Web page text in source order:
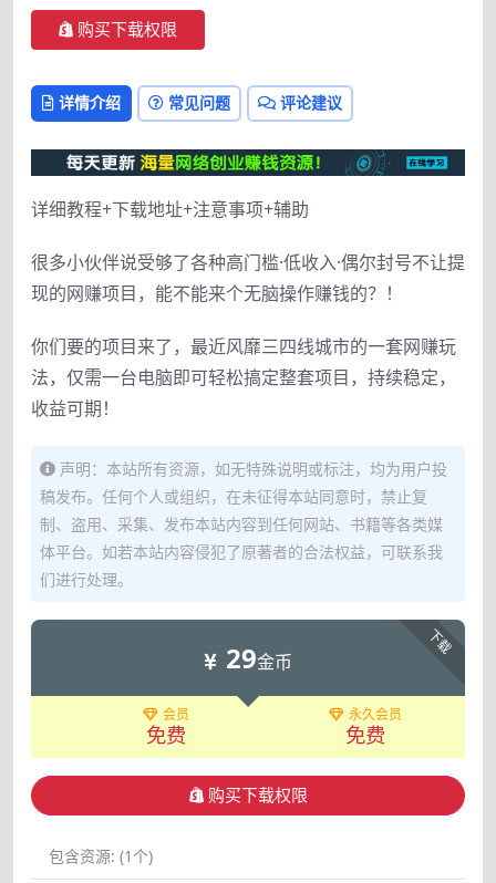
购买下载权限
详情介绍 常见问题 评论建议
详细教程+下载地址+注意事项+辅助
很多小伙伴说受够了各种高门槛·低收入·偶尔封号不让提
现的网赚项目，能不能来个无脑操作赚钱的？！
你们要的项目来了，最近风靡三四线城市的一套网赚玩
法，仅需一台电脑即可轻松搞定整套项目，持续稳定，
收益可期！
声明：本站所有资源，如无特殊说明或标注，均为用户投
稿发布。任何个人或组织，在未征得本站同意时，禁止复
制、盗用、采集、发布本站内容到任何网站、书籍等各类媒
体平台。如若本站内容侵犯了原著者的合法权益，可联系我
们进行处理。
下载
29金币
会员
免费
永久会员
免费
购买下载权限
包含资源: (1个)